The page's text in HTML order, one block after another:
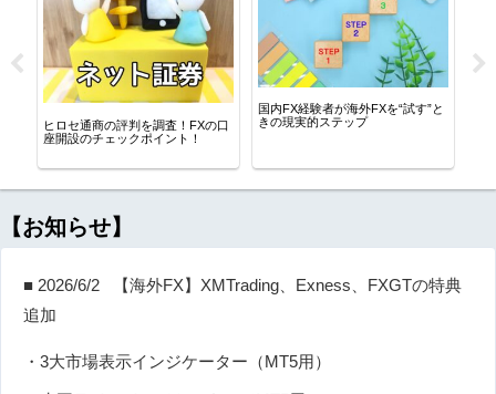
ヒロセ通商の評判を調査！FXの口
座開設のチェックポイント！
国内FX経験者が海外FXを“試す”と
きの現実的ステップ
【お知らせ】
■ 2026/6/2 【海外FX】XMTrading、Exness、FXGTの特典
追加
・3大市場表示インジケーター（MT5用）